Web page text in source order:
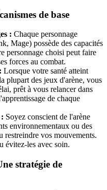
de base
: Chaque personnage
Mage) possède des capacités
personnage choisi peut faire
forces au combat.
Lorsque votre santé atteint
plupart des jeux d'arène, vous
prêt à vous relancer dans
de chaque
Soyez conscient de l'arène
environnementaux ou des
restreindre vos mouvements.
évitez-les avec soin.
stratégie de